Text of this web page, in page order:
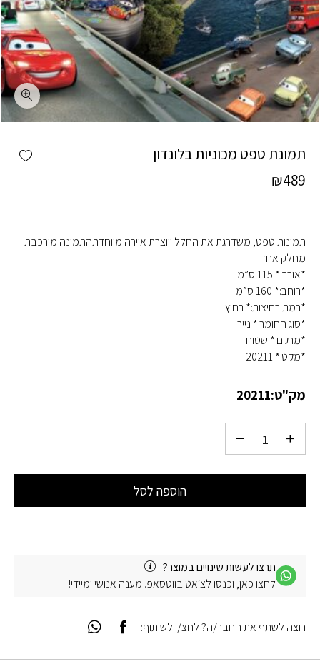
תמונת טפט מכוניות בלונדון
₪489
תמונות טפט, משדרגת את החלל ויוצרת אוירה מיוחדתהתמונה מורכבת
מחלק אחד.
*אורך:* 115 ס”מ
*רוחב:* 160 ס”מ
*רמת רחיצות:* רחיץ
*סוג החומר:* נייר
*מרקם:* שטוח
*מקט:* 20211
מק"ט:20211
הוספה לסל
תרצו לעשות שינויים במוצר?
לחצו כאן, וכנסו לצ׳אט בווטסאפ. מענה אנושי ומיידי!
רוצה לשתף את החבר/ה? לחצ/י לשיתוף: